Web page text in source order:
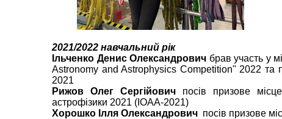
2021/2022 навчальний рік
Ільченко Денис Олександрович брав участь у
Astronomy and Astrophysics Competition" 2022 та
2021
Рижов Олег Сергійович посів призове
астрофізики 2021 (IOAA-2021)
Хорошко Ілля Олександрович посів призове